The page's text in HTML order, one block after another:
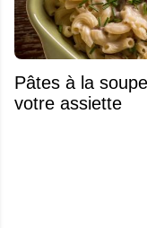
Pâtes à la
votre assiette